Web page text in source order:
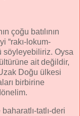
çoğu batılının
“rakı-lokum-
söyleyebiliriz. Oysa
ait değildir,
Doğu ülkesi
birbirine
tatlı-deri